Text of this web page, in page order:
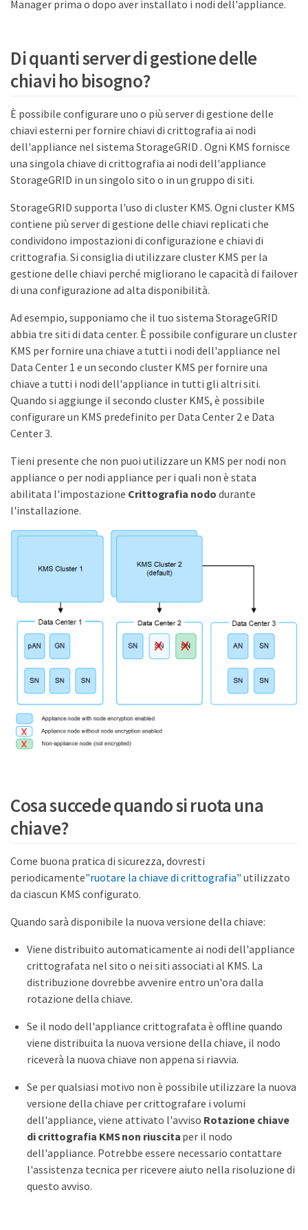
Manager prima o dopo aver installato i nodi dell'appliance.
Di quanti server di gestione delle
chiavi ho bisogno?
È possibile configurare uno o più server di gestione delle
chiavi esterni per fornire chiavi di crittografia ai nodi
dell'appliance nel sistema StorageGRID . Ogni KMS fornisce
una singola chiave di crittografia ai nodi dell'appliance
StorageGRID in un singolo sito o in un gruppo di siti.
StorageGRID supporta l'uso di cluster KMS. Ogni cluster KMS
contiene più server di gestione delle chiavi replicati che
condividono impostazioni di configurazione e chiavi di
crittografia. Si consiglia di utilizzare cluster KMS per la
gestione delle chiavi perché migliorano le capacità di failover
di una configurazione ad alta disponibilità.
Ad esempio, supponiamo che il tuo sistema StorageGRID
abbia tre siti di data center. È possibile configurare un cluster
KMS per fornire una chiave a tutti i nodi dell'appliance nel
Data Center 1 e un secondo cluster KMS per fornire una
chiave a tutti i nodi dell'appliance in tutti gli altri siti.
Quando si aggiunge il secondo cluster KMS, è possibile
configurare un KMS predefinito per Data Center 2 e Data
Center 3.
Tieni presente che non puoi utilizzare un KMS per nodi non
appliance o per nodi appliance per i quali non è stata
abilitata l'impostazione Crittografia nodo durante
l'installazione.
Cosa succede quando si ruota una
chiave?
Come buona pratica di sicurezza, dovresti
periodicamente"ruotare la chiave di crittografia" utilizzato
da ciascun KMS configurato.
Quando sarà disponibile la nuova versione della chiave:
Viene distribuito automaticamente ai nodi dell'appliance
crittografata nel sito o nei siti associati al KMS. La
distribuzione dovrebbe avvenire entro un'ora dalla
rotazione della chiave.
Se il nodo dell'appliance crittografata è offline quando
viene distribuita la nuova versione della chiave, il nodo
riceverà la nuova chiave non appena si riavvia.
Se per qualsiasi motivo non è possibile utilizzare la nuova
versione della chiave per crittografare i volumi
dell'appliance, viene attivato l'avviso Rotazione chiave
di crittografia KMS non riuscita per il nodo
dell'appliance. Potrebbe essere necessario contattare
l'assistenza tecnica per ricevere aiuto nella risoluzione di
questo avviso.